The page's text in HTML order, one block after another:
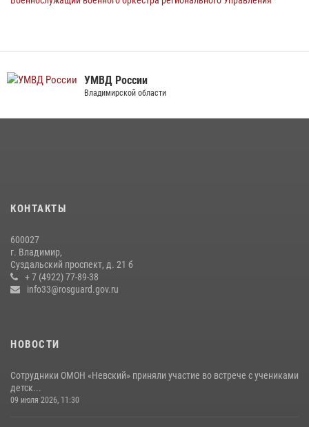
Сотрудники регионального Управления Росгвардии приняли
участие в божественной литургии в день памяти святого
Крещения Руси
15 июля 2026, 09:05
Владимирские Росгвардейцы обеспечили правопорядок при
проведении «Дня огурца» в Суздале
УМВД России
Владимирской области
КОНТАКТЫ
600027
г. Владимир,
Суздальский проспект, д. 21 б
+ 7 (4922) 77-89-38
info33@rosguard.gov.ru
НОВОСТИ
Сотрудники ОМОН «Невский» приняли участие во встрече с учениками
детск...
09 июля 2026, 11:30